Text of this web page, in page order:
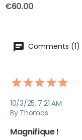
€60.00
Comments (1)
10/3/25, 7:21 AM
By Thomas
Magnifique !